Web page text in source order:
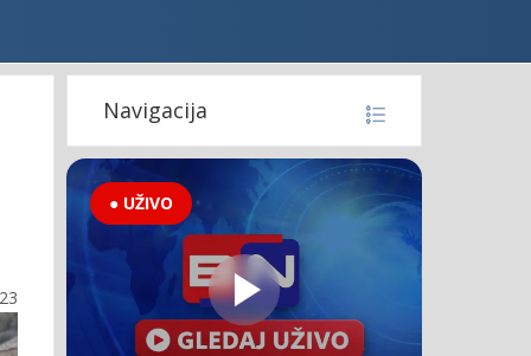
Navigacija
● UŽIVO